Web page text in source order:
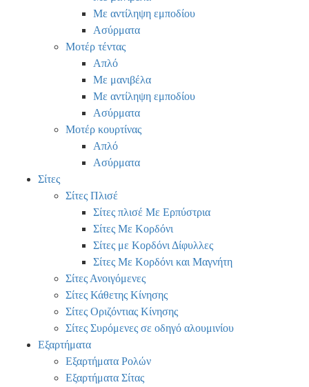
Με αντίληψη εμποδίου
Ασύρματα
Μοτέρ τέντας
Απλό
Με μανιβέλα
Με αντίληψη εμποδίου
Ασύρματα
Μοτέρ κουρτίνας
Απλό
Ασύρματα
Σίτες
Σίτες Πλισέ
Σίτες πλισέ Με Ερπύστρια
Σίτες Με Κορδόνι
Σίτες με Κορδόνι Δίφυλλες
Σίτες Με Κορδόνι και Μαγνήτη
Σίτες Ανοιγόμενες
Σίτες Κάθετης Κίνησης
Σίτες Οριζόντιας Κίνησης
Σίτες Συρόμενες σε οδηγό αλουμινίου
Εξαρτήματα
Εξαρτήματα Ρολών
Εξαρτήματα Σίτας